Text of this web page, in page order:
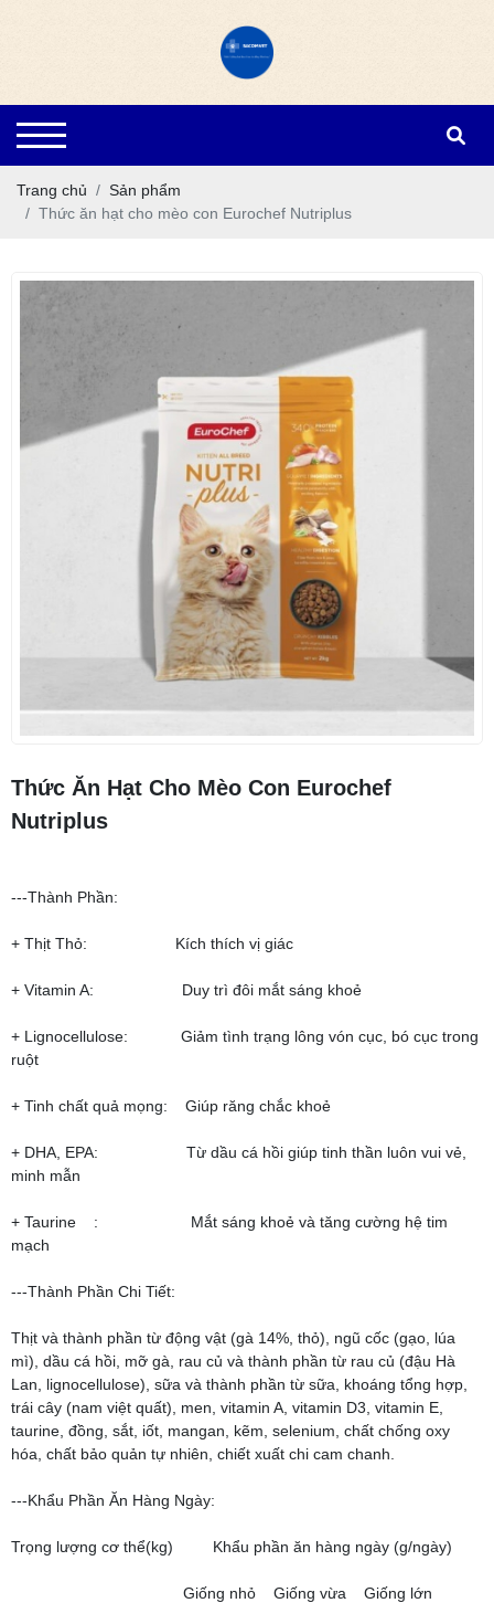
Trang chủ
Sản phẩm
Thức ăn hạt cho mèo con Eurochef Nutriplus
Thức Ăn Hạt Cho Mèo Con Eurochef
Nutriplus
---Thành Phần:
+ Thịt Thỏ: Kích thích vị giác
+ Vitamin A: Duy trì đôi mắt sáng khoẻ
+ Lignocellulose: Giảm tình trạng lông vón cục, bó cục trong
ruột
+ Tinh chất quả mọng: Giúp răng chắc khoẻ
+ DHA, EPA: Từ dầu cá hồi giúp tinh thần luôn vui vẻ,
minh mẫn
+ Taurine : Mắt sáng khoẻ và tăng cường hệ tim
mạch
---Thành Phần Chi Tiết:
Thịt và thành phần từ động vật (gà 14%, thỏ), ngũ cốc (gạo, lúa
mì), dầu cá hồi, mỡ gà, rau củ và thành phần từ rau củ (đậu Hà
Lan, lignocellulose), sữa và thành phần từ sữa, khoáng tổng hợp,
trái cây (nam việt quất), men, vitamin A, vitamin D3, vitamin E,
taurine, đồng, sắt, iốt, mangan, kẽm, selenium, chất chống oxy
hóa, chất bảo quản tự nhiên, chiết xuất chi cam chanh.
---Khẩu Phần Ăn Hàng Ngày:
Trọng lượng cơ thể(kg) Khẩu phần ăn hàng ngày (g/ngày)
Giống nhỏ Giống vừa Giống lớn